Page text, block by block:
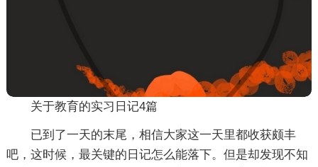
关于教育的实习日记4篇
已到了一天的末尾，相信大家这一天里都收获颇丰
吧，这时候，最关键的日记怎么能落下。但是却发现不知